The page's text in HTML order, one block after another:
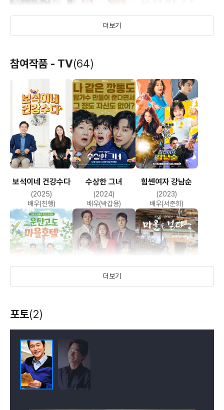
나는 나를 파괴할
권리가 있다
돈 텔 파파
배우(교수님)
배우
쓰리
(2002)
배우(성민)
오! 수정
(2000)
배우(재훈)
무궁화꽃이
피었습니다
(1995)
배우(순범)
개같은 날의 오후
(1995)
배우(기동대장)
(1994)
(1993)
더보기
참여작품 - TV(64)
보석이네 건강수다
(2025)
배우(진행)
수상한 그녀
(2024)
배우(박갑용)
힘쎈여자 강남순
(2023)
배우(서준희)
운탄고도 마을호텔
더보기
포토(2)